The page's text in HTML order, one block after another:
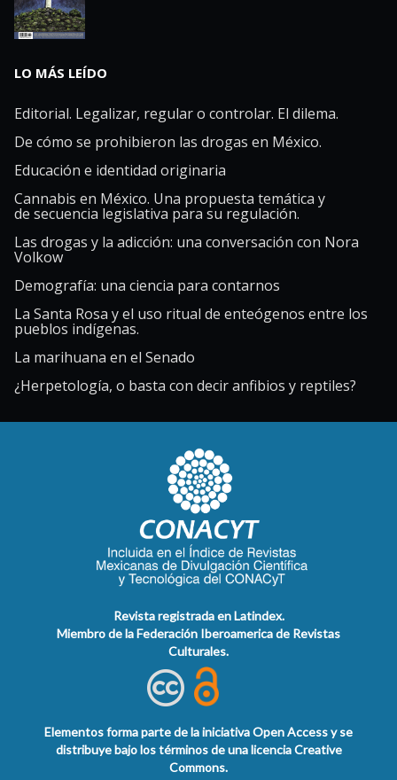
LO MÁS LEÍDO
Editorial. Legalizar, regular o controlar. El dilema.
De cómo se prohibieron las drogas en México.
Educación e identidad originaria
Cannabis en México. Una propuesta temática y
de secuencia legislativa para su regulación.
Las drogas y la adicción: una conversación con Nora
Volkow
Demografía: una ciencia para contarnos
La Santa Rosa y el uso ritual de enteógenos entre los
pueblos indígenas.
La marihuana en el Senado
¿Herpetología, o basta con decir anfibios y reptiles?
Revista registrada en Latindex.
Miembro de la Federación Iberoamerica de Revistas
Culturales.
Elementos forma parte de la iniciativa Open Access y se
distribuye bajo los términos de una licencia Creative
Commons.